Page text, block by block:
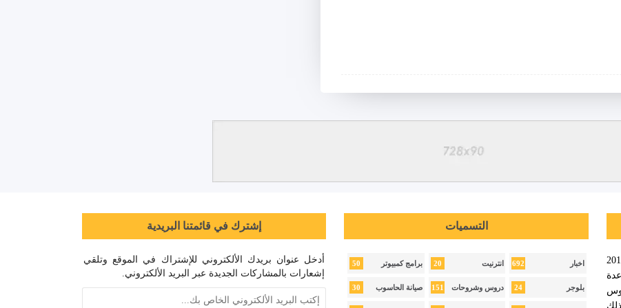
سينا ويب عام 2018
التسميات
اخبار 692 انترنيت 20 برامج كمبيوتر 50
بلوجر 24 دروس وشروحات 151 صيانة الحاسوب 30
إشترك في قائمتنا البريدية
أدخل عنوان بريدك الألكتروني للإشتراك في الموقع وتلقي
إشعارات بالمشاركات الجديدة عبر البريد الألكتروني.